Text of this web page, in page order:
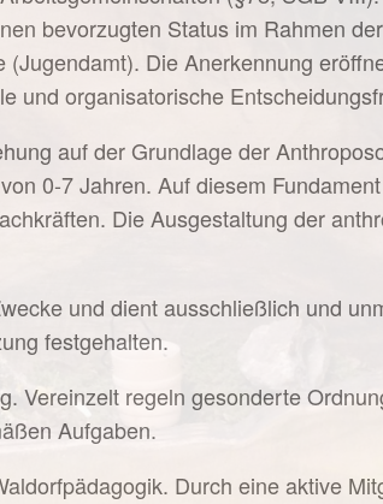
bevorzugten Status im Rahmen
Die Anerkennung
und organisatorische
auf der Grundlage der
0-7 Jahren. Auf diesem
Die Ausgestaltung der
und dient ausschließlich und
festgehalten.
Vereinzelt regeln gesonderte
Aufgaben.
Durch eine aktive